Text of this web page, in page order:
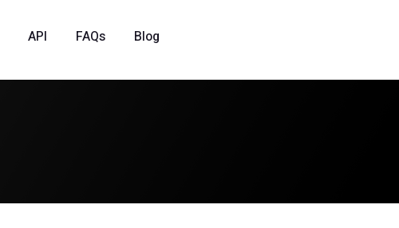
API FAQs
Blog